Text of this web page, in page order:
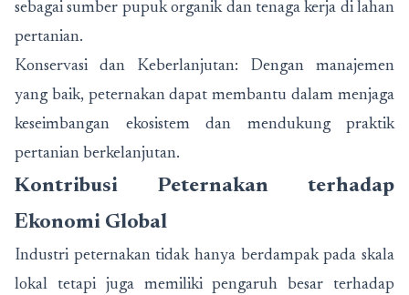
sebagai sumber pupuk organik dan tenaga kerja di lahan
pertanian.
Konservasi dan Keberlanjutan: Dengan manajemen
yang baik, peternakan dapat membantu dalam menjaga
keseimbangan ekosistem dan mendukung praktik
pertanian berkelanjutan.
Kontribusi Peternakan terhadap
Ekonomi Global
Industri peternakan tidak hanya berdampak pada skala
lokal tetapi juga memiliki pengaruh besar terhadap